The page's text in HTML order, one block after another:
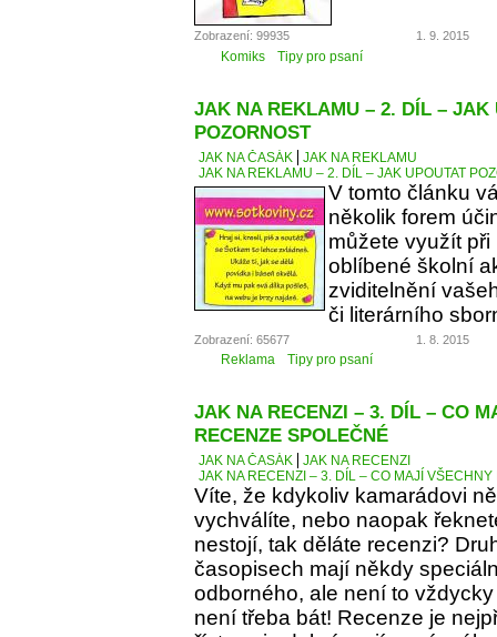
Zobrazení: 99935 1. 9. 2015
Komiks Tipy pro psaní
JAK NA REKLAMU – 2. DÍL – JAK
POZORNOST
JAK NA ČASÁK
JAK NA REKLAMU
JAK NA REKLAMU – 2. DÍL – JAK UPOUTAT
V tomto článku
několik forem
můžete využít
oblíbené školní
zviditelnění
či literárního
Zobrazení: 65677 1. 8. 2015
Reklama Tipy pro psaní
JAK NA RECENZI – 3. DÍL – CO
RECENZE SPOLEČNÉ
JAK NA ČASÁK
JAK NA RECENZI
JAK NA RECENZI – 3. DÍL – CO MAJÍ
Víte, že kdykoliv kamarádovi
vychválíte, nebo naopak
nestojí, tak děláte recenzi?
časopisech mají někdy
odborného, ale není to
není třeba bát! Recenze je